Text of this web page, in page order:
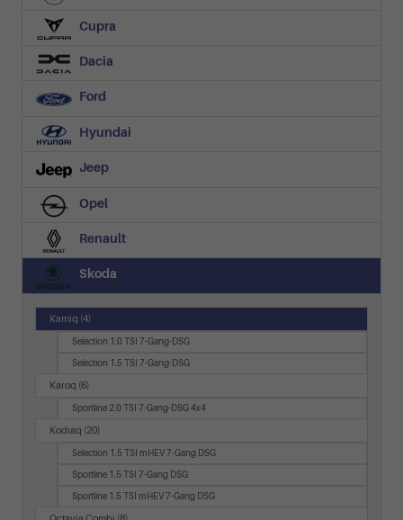
Cupra
Dacia
Ford
Hyundai
Jeep
Opel
Renault
Skoda
Kamiq (4)
Selection 1.0 TSI 7-Gang-DSG
Selection 1.5 TSI 7-Gang-DSG
Karoq (6)
Sportline 2.0 TSI 7-Gang-DSG 4x4
Kodiaq (20)
Selection 1.5 TSI mHEV 7-Gang DSG
Sportline 1.5 TSI 7-Gang DSG
Sportline 1.5 TSI mHEV 7-Gang DSG